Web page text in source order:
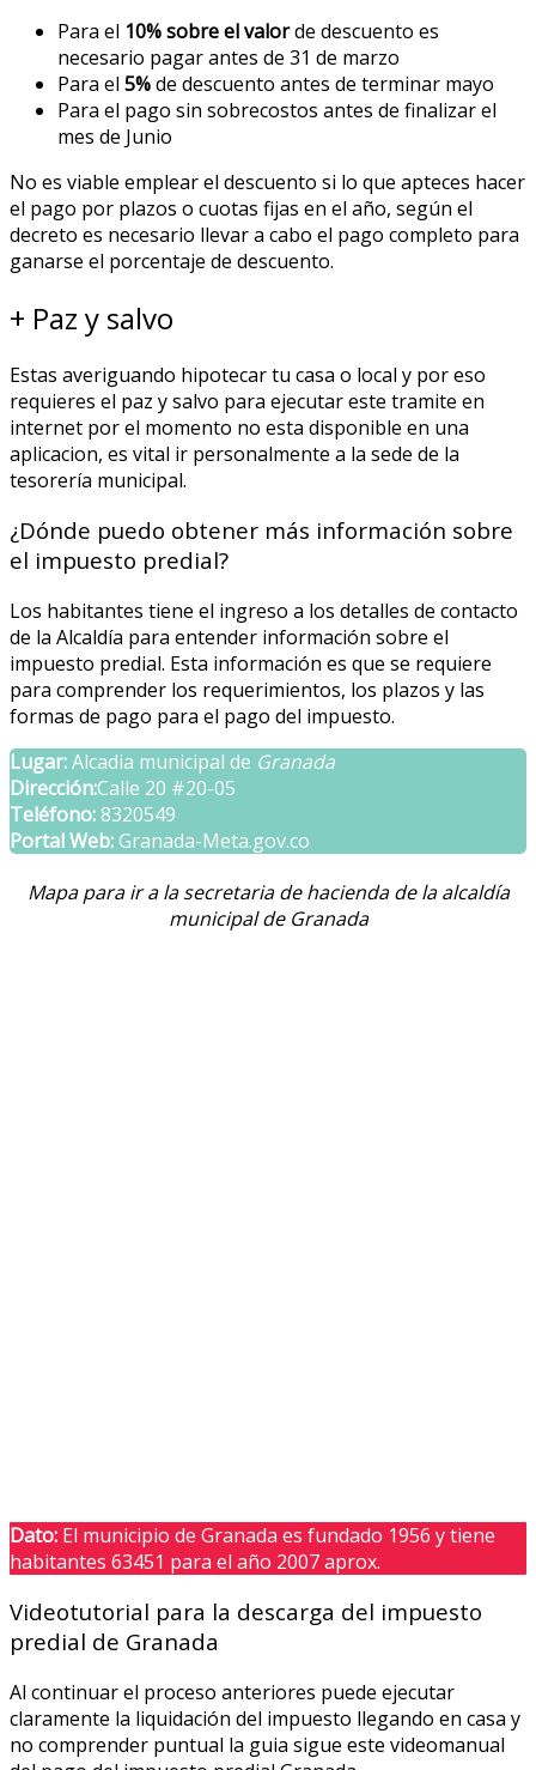
Para el 10% sobre el valorde descuento es
necesario pagar antes de 31 de marzo
Para el 5%de descuento antes de terminar mayo
Para el pago sin sobrecostos antes de finalizar el
mes de Junio
No es viable emplear el descuento si lo que apteces hacer
el pago por plazos o cuotas fijas en el año, según el
decreto es necesario llevar a cabo el pago completo para
ganarse el porcentaje de descuento.
+ Paz y salvo
Estas averiguando hipotecar tu casa o local y por eso
requieres el paz y salvo para ejecutar este tramite en
internet por el momento no esta disponible en una
aplicacion, es vital ir personalmente a la sede de la
tesorería municipal.
¿Dónde puedo obtener más información sobre
el impuesto predial?
Los habitantes tiene el ingreso a los detalles de contacto
de la Alcaldía para entender información sobre el
impuesto predial. Esta información es que se requiere
para comprender los requerimientos, los plazos y las
formas de pago para el pago del impuesto.
Lugar:Alcadia municipal de Granada
Dirección:Calle 20 #20-05
Teléfono:8320549
Portal Web:Granada-Meta.gov.co
Mapa para ir a la secretaria de hacienda de la alcaldía
municipal de Granada
Dato: El municipio de Granada es fundado 1956 y tiene
habitantes 63451 para el año 2007 aprox.
Videotutorial para la descarga del impuesto
predial de Granada
Al continuar el proceso anteriores puede ejecutar
claramente la liquidación del impuesto llegando en casa y
no comprender puntual la guia sigue este videomanual